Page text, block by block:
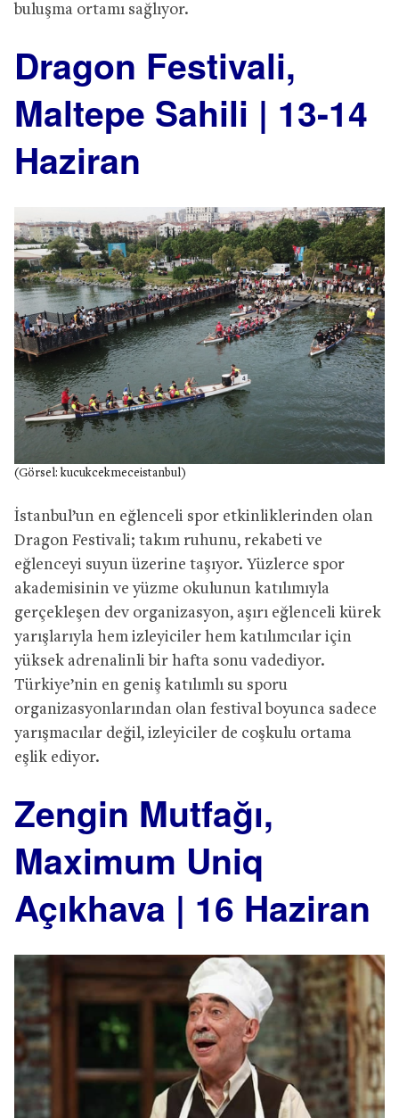
buluşma ortamı sağlıyor.
Dragon Festivali,
Maltepe Sahili | 13-14
Haziran
(Görsel: kucukcekmeceistanbul)
İstanbul’un en eğlenceli spor etkinliklerinden olan
Dragon Festivali; takım ruhunu, rekabeti ve
eğlenceyi suyun üzerine taşıyor. Yüzlerce spor
akademisinin ve yüzme okulunun katılımıyla
gerçekleşen dev organizasyon, aşırı eğlenceli kürek
yarışlarıyla hem izleyiciler hem katılımcılar için
yüksek adrenalinli bir hafta sonu vadediyor.
Türkiye’nin en geniş katılımlı su sporu
organizasyonlarından olan festival boyunca sadece
yarışmacılar değil, izleyiciler de coşkulu ortama
eşlik ediyor.
Zengin Mutfağı,
Maximum Uniq
Açıkhava | 16 Haziran